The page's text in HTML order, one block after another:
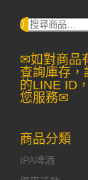
✉如對商品
查詢庫存，
的LINE ID
您服務✉
商品分類
IPA啤酒